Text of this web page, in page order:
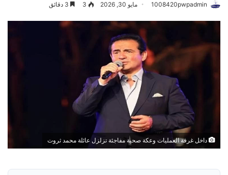
1008420pwpadmin مايو 30, 2026 3
داخل غرفة العمليات وعكة صحية مفاجئة تزلزل عائلة محمد ثروت